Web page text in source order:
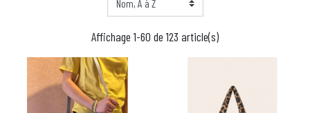
Affichage 1-60 de 123 article(s)